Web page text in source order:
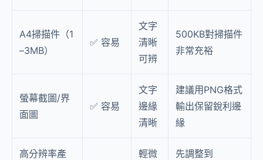
A4掃描件（1
–3MB）
✅ 容易
文字
清晰
可辨
500KB對掃描件
非常充裕
螢幕截圖/界
面圖
✅ 容易
文字
邊緣
清晰
建議用PNG格式
輸出保留銳利邊
緣
高分辨率產
輕微
先調整到